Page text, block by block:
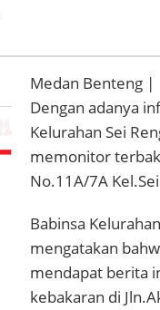
Medan Benteng |
Dengan adanya
Kelurahan Sei
memonitor
No.11A/7A
Babinsa
mengatakan
mendapat berita
kebakaran di